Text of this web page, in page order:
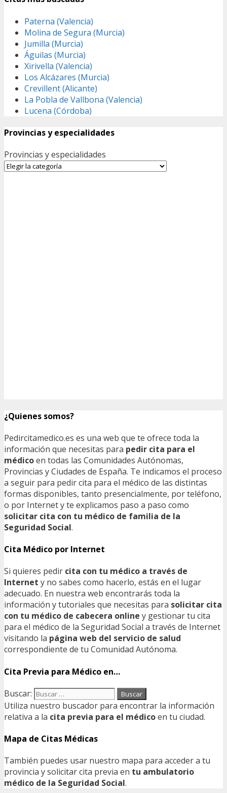
Paterna (Valencia)
Molina de Segura (Murcia)
Jumilla (Murcia)
Águilas (Murcia)
Xirivella (Valencia)
Los Alcázares (Murcia)
Crevillent (Alicante)
La Pobla de Vallbona (Valencia)
Lucena (Córdoba)
Provincias y especialidades
Provincias y especialidades
¿Quienes somos?
Pedircitamedico.es es una web que te ofrece toda la
información que necesitas para pedir cita para el
médicoen todas las Comunidades Autónomas,
Provincias y Ciudades de España. Te indicamos el proceso
a seguir para pedir cita para el médico de las distintas
formas disponibles, tanto presencialmente, por teléfono,
o por Internet y te explicamos paso a paso como
solicitar cita con tu médico de familia de la
Seguridad Social.
Cita Médico por Internet
Si quieres pedir cita con tu médico a través de
Internet y no sabes como hacerlo, estás en el lugar
adecuado. En nuestra web encontrarás toda la
información y tutoriales que necesitas para solicitar cita
con tu médico de cabecera online y gestionar tu cita
para el médico de la Seguridad Social a través de Internet
visitando la página web del servicio de salud
correspondiente de tu Comunidad Autónoma.
Cita Previa para Médico en…
Buscar:
Utiliza nuestro buscador para encontrar la información
relativa a la cita previa para el médicoen tu ciudad.
Mapa de Citas Médicas
También puedes usar nuestro mapa para acceder a tu
provincia y solicitar cita previa en tu ambulatorio
médico de la Seguridad Social.